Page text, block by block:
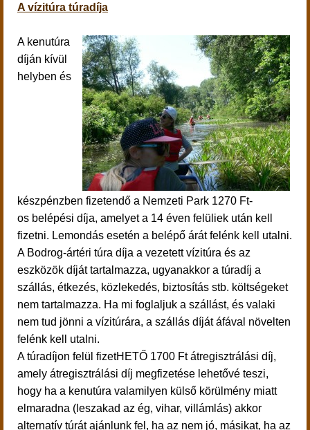
A vízitúra túradíja
A kenutúra
díján kívül
helyben és
készpénzben fizetendő a Nemzeti Park 1270 Ft-
os belépési díja, amelyet a 14 éven felüliek után kell
fizetni. Lemondás esetén a belépő árát felénk kell utalni.
A Bodrog-ártéri túra díja a vezetett vízitúra és az
eszközök díját tartalmazza, ugyanakkor a túradíj a
szállás, étkezés, közlekedés, biztosítás stb. költségeket
nem tartalmazza. Ha mi foglaljuk a szállást, és valaki
nem tud jönni a vízitúrára, a szállás díját áfával növelten
felénk kell utalni.
A túradíjon felül fizetHETŐ 1700 Ft átregisztrálási díj,
amely átregisztrálási díj megfizetése lehetővé teszi,
hogy ha a kenutúra valamilyen külső körülmény miatt
elmaradna (leszakad az ég, vihar, villámlás) akkor
alternatív túrát ajánlunk fel, ha az nem jó, másikat, ha az